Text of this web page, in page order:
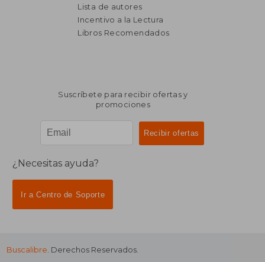
$ 1.980
Lista de autores
Incentivo a la Lectura
Libros Recomendados
Suscríbete para recibir ofertas y
promociones
¿Necesitas ayuda?
Ir a Centro de Soporte
Buscalibre. Derechos Reservados.